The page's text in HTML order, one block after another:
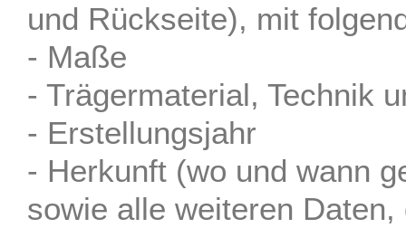
und Rückseite), mit
- Maße
- Trägermaterial, Technik
- Erstellungsjahr
- Herkunft (wo und wann
sowie alle weiteren